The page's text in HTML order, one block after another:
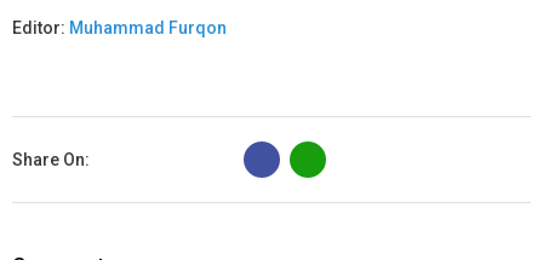
Editor: Muhammad Furqon
Share On:
B